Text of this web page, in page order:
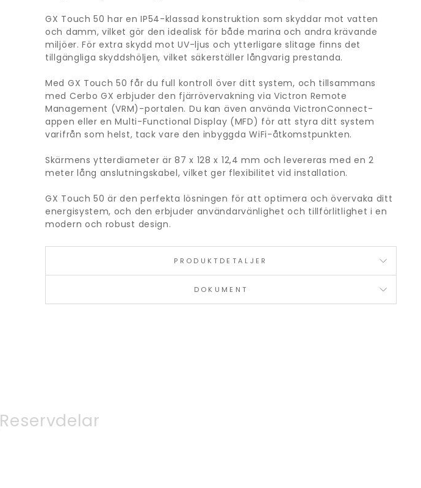
GX Touch 50 har en IP54-klassad konstruktion som skyddar mot vatten
och damm, vilket gör den idealisk för både marina och andra krävande
miljöer. För extra skydd mot UV-ljus och ytterligare slitage finns det
tillgängliga skyddshöljen, vilket säkerställer långvarig prestanda.
Med GX Touch 50 får du full kontroll över ditt system, och tillsammans
med Cerbo GX erbjuder den fjärrövervakning via Victron Remote
Management (VRM)-portalen. Du kan även använda VictronConnect-
appen eller en Multi-Functional Display (MFD) för att styra ditt system
varifrån som helst, tack vare den inbyggda WiFi-åtkomstpunkten.
Skärmens ytterdiameter är 87 x 128 x 12,4 mm och levereras med en 2
meter lång anslutningskabel, vilket ger flexibilitet vid installation.
GX Touch 50 är den perfekta lösningen för att optimera och övervaka ditt
energisystem, och den erbjuder användarvänlighet och tillförlitlighet i en
modern och robust design.
PRODUKTDETALJER
DOKUMENT
Reservdelar